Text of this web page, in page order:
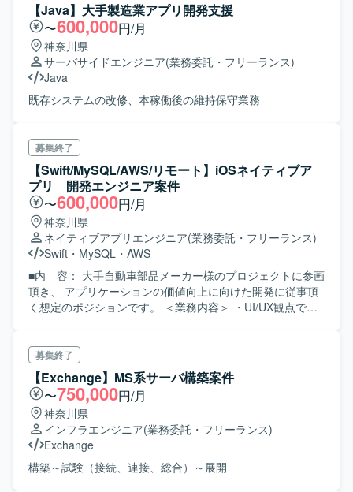
【Java】大手製造業アプリ開発支援
〜600,000円/月
神奈川県
サーバサイドエンジニア(業務委託・フリーランス)
Java
既存システムの改修、本稼働後の維持保守業務
募集終了
【Swift/MySQL/AWS/リモート】iOSネイティブア
プリ 開発エンジニア案件
〜600,000円/月
神奈川県
ネイティブアプリエンジニア(業務委託・フリーランス)
Swift ・ MySQL ・ AWS
■内 容： 大手自動車部品メーカー様のプロジェクトに参画
頂き、 アプリケーションの価値向上に向けた開発に従事頂
く想定のポジションです。 ＜業務内容＞ ・UI/UX観点での
募集終了
【Exchange】MS系サーバ構築案件
〜750,000円/月
神奈川県
インフラエンジニア(業務委託・フリーランス)
Exchange
構築～試験（接続、連接、総合）～展開